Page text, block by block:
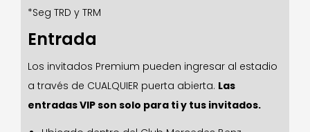
*Seg TRD y TRM
Entrada
Los invitados Premium pueden ingresar al estadio
a través de CUALQUIER puerta abierta. Las
entradas VIP son solo para ti y tus invitados.